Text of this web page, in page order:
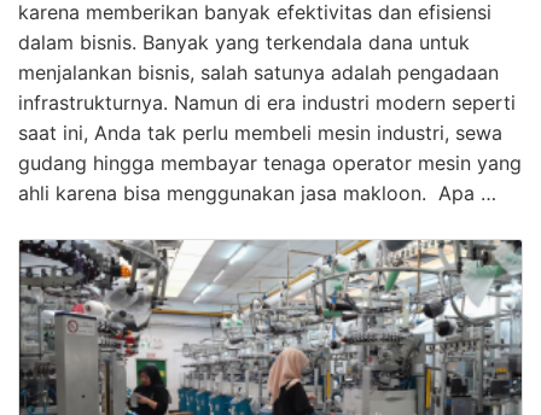
karena memberikan banyak efektivitas dan efisiensi
dalam bisnis. Banyak yang terkendala dana untuk
menjalankan bisnis, salah satunya adalah pengadaan
infrastrukturnya. Namun di era industri modern seperti
saat ini, Anda tak perlu membeli mesin industri, sewa
gudang hingga membayar tenaga operator mesin yang
ahli karena bisa menggunakan jasa makloon. Apa …